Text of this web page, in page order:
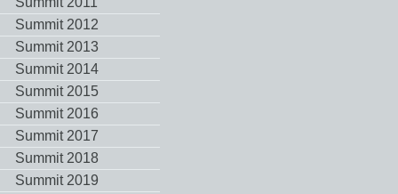
Summit 2012
Summit 2013
Summit 2014
Summit 2015
Summit 2016
Summit 2017
Summit 2018
Summit 2019